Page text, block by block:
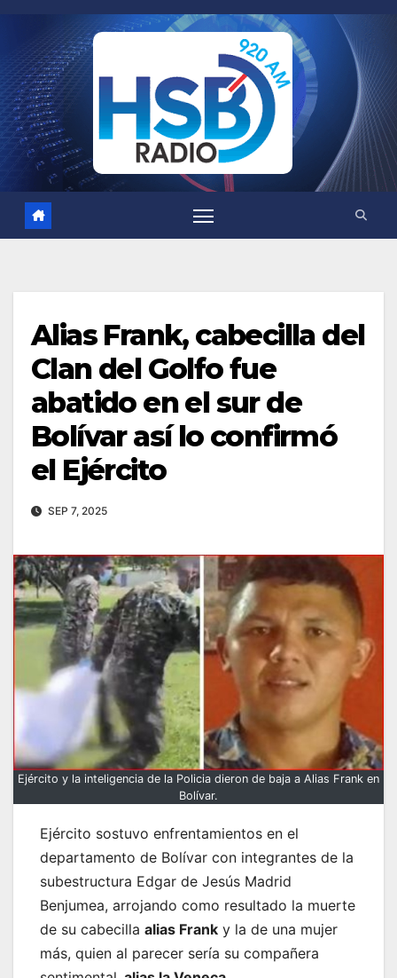
contenido
Alias Frank, cabecilla del
Clan del Golfo fue
abatido en el sur de
Bolívar así lo confirmó
el Ejército
SEP 7, 2025
Ejército y la inteligencia de la Policia dieron de baja a Alias Frank en
Bolívar.
Ejército sostuvo enfrentamientos en el
departamento de Bolívar con integrantes de la
subestructura Edgar de Jesús Madrid
Benjumea, arrojando como resultado la muerte
de su cabecilla alias Frank y la de una mujer
más, quien al parecer sería su compañera